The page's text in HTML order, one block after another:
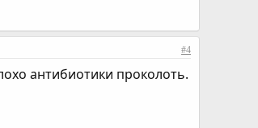
#4
антибиотики проколоть.